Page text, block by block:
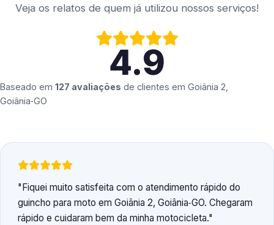
Veja os relatos de quem já utilizou nossos serviços!
4.9
Baseado em 127 avaliações de clientes em Goiânia 2,
Goiânia‑GO
Fiquei muito satisfeita com o atendimento rápido do
guincho para moto em Goiânia 2, Goiânia‑GO. Chegaram
rápido e cuidaram bem da minha motocicleta.